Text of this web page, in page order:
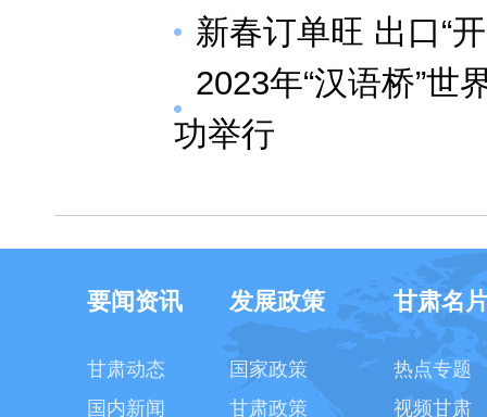
新春订单旺 出口“
2023年“汉语桥”世
功举行
要闻资讯
甘肃动态
国内新闻
发展政策
国家政策
甘肃政策
甘肃名
热点专题
视频甘肃